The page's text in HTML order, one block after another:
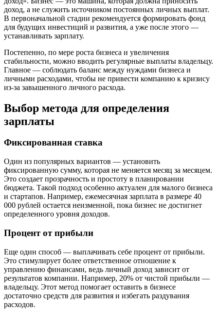
доход, а не служить источником постоянных личных выплат.
В первоначальной стадии рекомендуется формировать фонд
для будущих инвестиций и развития, а уже после этого —
устанавливать зарплату.
Постепенно, по мере роста бизнеса и увеличения
стабильности, можно вводить регулярные выплаты владельцу.
Главное — соблюдать баланс между нуждами бизнеса и
личными расходами, чтобы не привести компанию к кризису
из-за завышенного личного расхода.
Выбор метода для определения
зарплаты
Фиксированная ставка
Один из популярных вариантов — установить
фиксированную сумму, которая не меняется месяц за месяцем.
Это создает прозрачность и простоту в планировании
бюджета. Такой подход особенно актуален для малого бизнеса
и стартапов. Например, ежемесячная зарплата в размере 40
000 рублей остается неизменной, пока бизнес не достигнет
определенного уровня доходов.
Процент от прибыли
Еще один способ — выплачивать себе процент от прибыли.
Это стимулирует более ответственное отношение к
управлению финансами, ведь личный доход зависит от
результатов компании. Например, 20% от чистой прибыли —
владельцу. Этот метод помогает оставить в бизнесе
достаточно средств для развития и избегать раздувания
расходов.